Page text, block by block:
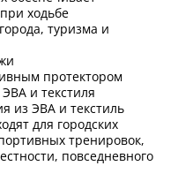
ходьбе
туризма и
протектором
и текстиля
из ЭВА и текстиль
для городских
тренировок,
повседневного